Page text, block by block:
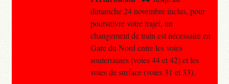
dimanche 24 novembre inclus, pour
poursuivre votre trajet, un
changement de train est nécessaire en
Gare du Nord entre les voies
souterraines (voies 44 et 42) et les
voies de surface (voies 31 et 33).